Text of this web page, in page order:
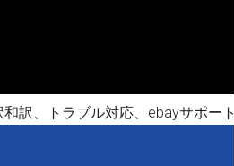
和訳、トラブル対応、ebayサポート